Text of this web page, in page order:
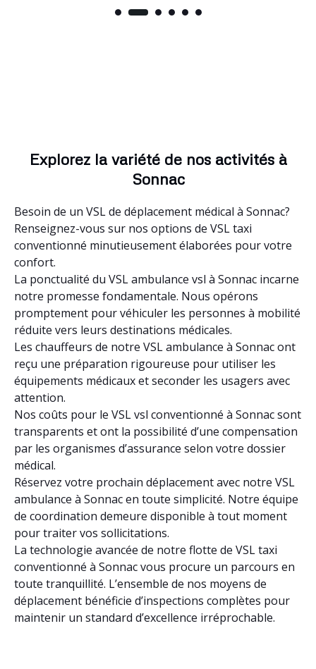
Explorez la variété de nos activités à
Sonnac
Besoin de un VSL de déplacement médical à Sonnac?
Renseignez-vous sur nos options de VSL taxi
conventionné minutieusement élaborées pour votre
confort.
La ponctualité du VSL ambulance vsl à Sonnac incarne
notre promesse fondamentale. Nous opérons
promptement pour véhiculer les personnes à mobilité
réduite vers leurs destinations médicales.
Les chauffeurs de notre VSL ambulance à Sonnac ont
reçu une préparation rigoureuse pour utiliser les
équipements médicaux et seconder les usagers avec
attention.
Nos coûts pour le VSL vsl conventionné à Sonnac sont
transparents et ont la possibilité d’une compensation
par les organismes d’assurance selon votre dossier
médical.
Réservez votre prochain déplacement avec notre VSL
ambulance à Sonnac en toute simplicité. Notre équipe
de coordination demeure disponible à tout moment
pour traiter vos sollicitations.
La technologie avancée de notre flotte de VSL taxi
conventionné à Sonnac vous procure un parcours en
toute tranquillité. L’ensemble de nos moyens de
déplacement bénéficie d’inspections complètes pour
maintenir un standard d’excellence irréprochable.